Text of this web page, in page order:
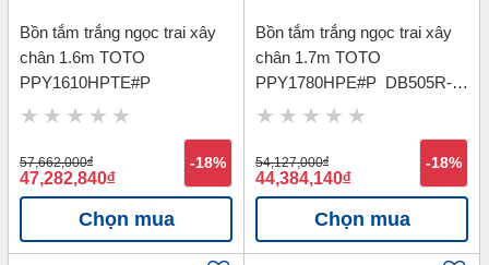
Bồn tắm trắng ngọc trai xây
chân 1.6m TOTO
PPY1610HPTE#P
57,662,000đ
47,282,840đ
-18%
Chọn mua
Bồn tắm trắng ngọc trai xây
chân 1.7m TOTO
PPY1780HPE#P_DB505R-
3B_TVBF412
54,127,000đ
44,384,140đ
-18%
Chọn mua